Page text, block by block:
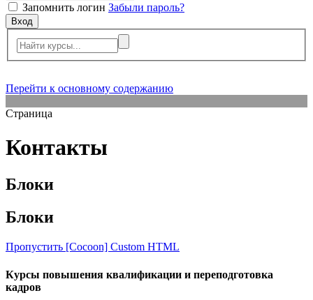
Запомнить логин Забыли пароль?
Вход
Перейти к основному содержанию
Страница
Контакты
Блоки
Блоки
Пропустить [Cocoon] Custom HTML
Курсы повышения квалификации и переподготовка
кадров